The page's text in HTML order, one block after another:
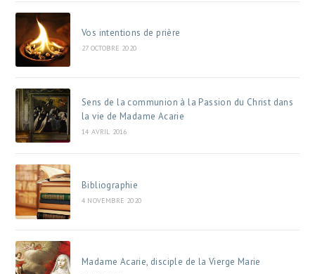
Vos intentions de prière
27 OCTOBRE 2020
Sens de la communion à la Passion du Christ dans
la vie de Madame Acarie
14 AVRIL 2016
Bibliographie
4 NOVEMBRE 2020
Madame Acarie, disciple de la Vierge Marie